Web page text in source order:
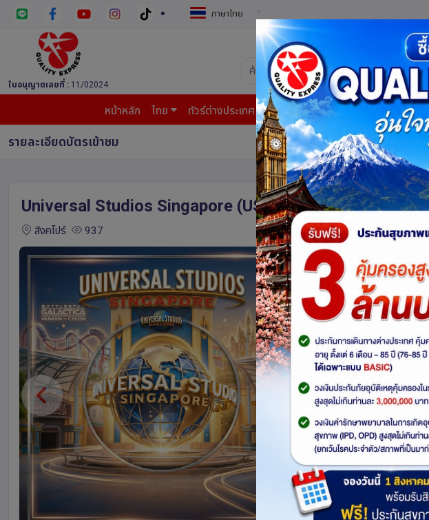
ภาษาไทย
ใบอนุญาตเลขที่ : 11/02024
บริษัท ควอลิตี้ เอ็กซ์เพรส จำกัด ผู้เชี่ยวชาญด้
หน้าหลัก ไทย ทัวร์ต่างประเทศ บินต้นทาง แพ็กเกจทัวร์ บัต
รายละเอียดบัตรเข้าชม
Universal Studios Singapore (USS)
สิงคโปร์ 937
เริ่มต้น
฿ 2,250 ร
ชนิดสินค้า
ประเทศ
โทรจองโปรแกรม